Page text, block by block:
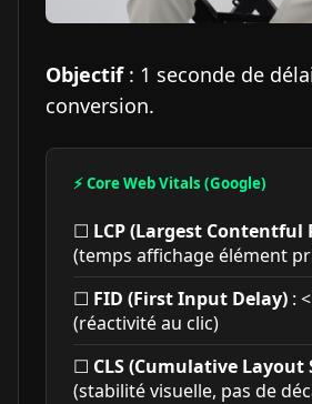
Objectif: 1 seconde de
conversion.
⚡ Core Web Vitals (Google)
☐ LCP (Largest Contentful
(temps affichage élément
☐ FID (First Input Delay) :
(réactivité au clic)
☐ CLS (Cumulative Layout
(stabilité visuelle, pas de